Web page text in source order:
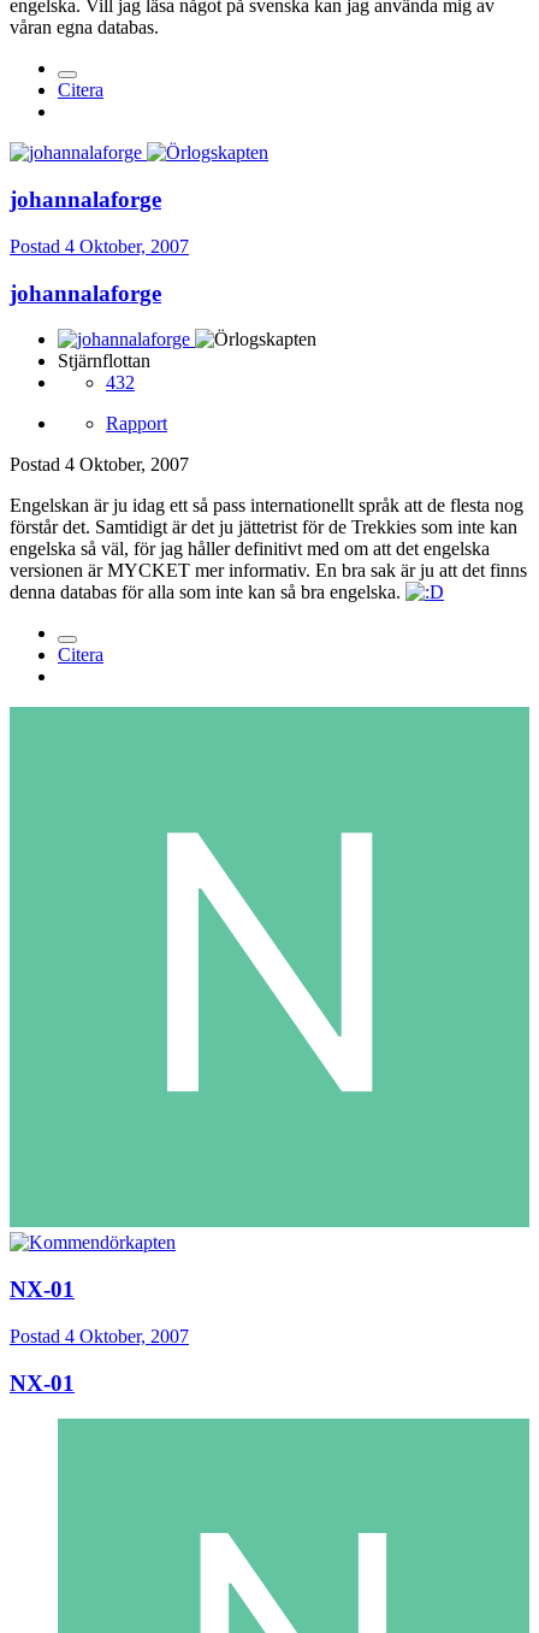
engelska. Vill jag läsa något på svenska kan jag använda mig av
våran egna databas.
Citera
johannalaforge
Postad 4 Oktober, 2007
johannalaforge
Stjärnflottan
432
Rapport
Postad 4 Oktober, 2007
Engelskan är ju idag ett så pass internationellt språk att de flesta nog
förstår det. Samtidigt är det ju jättetrist för de Trekkies som inte kan
engelska så väl, för jag håller definitivt med om att det engelska
versionen är MYCKET mer informativ. En bra sak är ju att det finns
denna databas för alla som inte kan så bra engelska.
Citera
NX-01
Postad 4 Oktober, 2007
NX-01